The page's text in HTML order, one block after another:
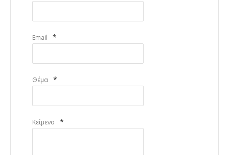
Email *
Θέμα *
Κείμενο *